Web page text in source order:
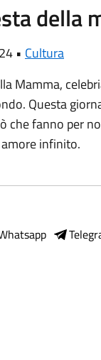
della
• Cultura
Mamma,
Questa
che fanno per
infinito.